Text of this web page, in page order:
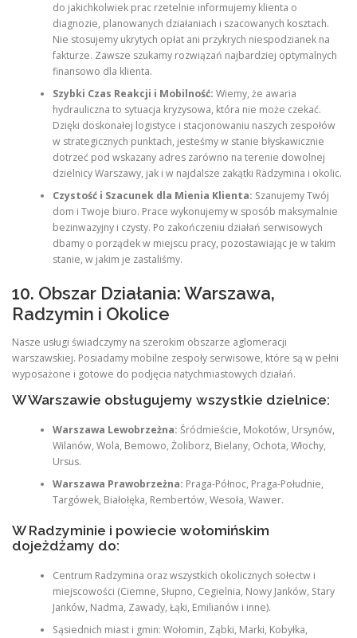
do jakichkolwiek prac rzetelnie informujemy klienta o
diagnozie, planowanych działaniach i szacowanych kosztach.
Nie stosujemy ukrytych opłat ani przykrych niespodzianek na
fakturze. Zawsze szukamy rozwiązań najbardziej optymalnych
finansowo dla klienta.
Szybki Czas Reakcji i Mobilność: Wiemy, że awaria
hydrauliczna to sytuacja kryzysowa, która nie może czekać.
Dzięki doskonałej logistyce i stacjonowaniu naszych zespołów
w strategicznych punktach, jesteśmy w stanie błyskawicznie
dotrzeć pod wskazany adres zarówno na terenie dowolnej
dzielnicy Warszawy, jak i w najdalsze zakątki Radzymina i okolic.
Czystość i Szacunek dla Mienia Klienta: Szanujemy Twój
dom i Twoje biuro. Prace wykonujemy w sposób maksymalnie
bezinwazyjny i czysty. Po zakończeniu działań serwisowych
dbamy o porządek w miejscu pracy, pozostawiając je w takim
stanie, w jakim je zastaliśmy.
10. Obszar Działania: Warszawa,
Radzymin i Okolice
Nasze usługi świadczymy na szerokim obszarze aglomeracji
warszawskiej. Posiadamy mobilne zespoły serwisowe, które są w pełni
wyposażone i gotowe do podjęcia natychmiastowych działań.
W Warszawie obsługujemy wszystkie dzielnice:
Warszawa Lewobrzeżna: Śródmieście, Mokotów, Ursynów,
Wilanów, Wola, Bemowo, Żoliborz, Bielany, Ochota, Włochy,
Ursus.
Warszawa Prawobrzeżna: Praga-Północ, Praga-Południe,
Targówek, Białołęka, Rembertów, Wesoła, Wawer.
W Radzyminie i powiecie wołomińskim
dojeżdżamy do:
Centrum Radzymina oraz wszystkich okolicznych sołectw i
miejscowości (Ciemne, Słupno, Cegielnia, Nowy Janków, Stary
Janków, Nadma, Zawady, Łąki, Emilianów i inne).
Sąsiednich miast i gmin: Wołomin, Ząbki, Marki, Kobyłka,